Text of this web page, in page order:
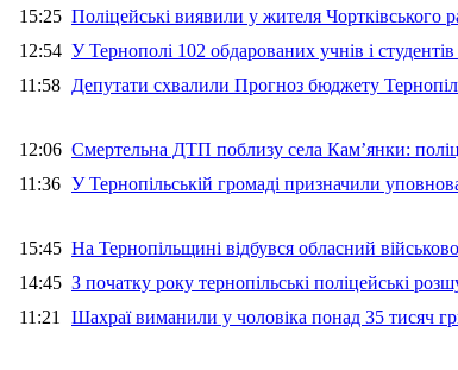
15:25 Поліцейські виявили у жителя Чортківського
12:54 У Тернополі 102 обдарованих учнів і
11:58 Депутати схвалили Прогноз бюджету
12:06 Смертельна ДТП поблизу села Кам’янки:
11:36 У Тернопільській громаді призначили
15:45 На Тернопільщині відбувся обласний
14:45 З початку року тернопільські поліцейські
11:21 Шахраї виманили у чоловіка понад 35 тисяч